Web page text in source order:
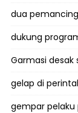
dua
dukung
Garmasi desak
gelap di
gempar